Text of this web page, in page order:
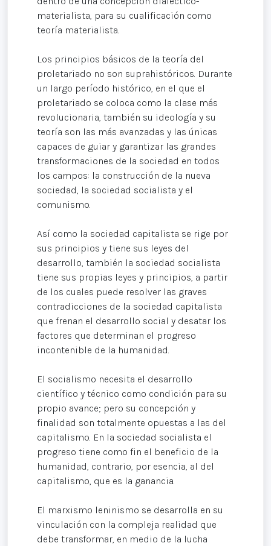
materialista, para su cualificación como
teoría materialista.
Los principios básicos de la teoría del
proletariado no son suprahistóricos. Durante
un largo período histórico, en el que el
proletariado se coloca como la clase más
revolucionaria, también su ideología y su
teoría son las más avanzadas y las únicas
capaces de guiar y garantizar las grandes
transformaciones de la sociedad en todos
los campos: la construcción de la nueva
sociedad, la sociedad socialista y el
comunismo.
Así como la sociedad capitalista se rige por
sus principios y tiene sus leyes del
desarrollo, también la sociedad socialista
tiene sus propias leyes y principios, a partir
de los cuales puede resolver las graves
contradicciones de la sociedad capitalista
que frenan el desarrollo social y desatar los
factores que determinan el progreso
incontenible de la humanidad.
El socialismo necesita el desarrollo
científico y técnico como condición para su
propio avance; pero su concepción y
finalidad son totalmente opuestas a las del
capitalismo. En la sociedad socialista el
progreso tiene como fin el beneficio de la
humanidad, contrario, por esencia, al del
capitalismo, que es la ganancia.
El marxismo leninismo se desarrolla en su
vinculación con la compleja realidad que
debe transformar, en medio de la lucha